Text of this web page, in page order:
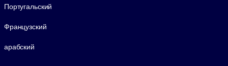
Португальский
Французский
арабский